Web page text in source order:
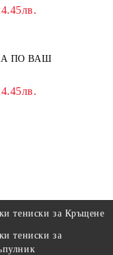
ПО ВАШ
тениски за Кръщене
тениски за